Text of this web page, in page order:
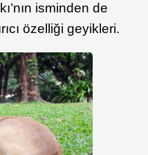
isminden de
özelliği geyikleri.